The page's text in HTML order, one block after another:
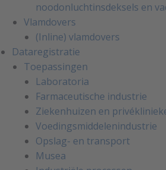
noodonluchtinsdeksels en
Vlamdovers
(Inline) vlamdovers
Dataregistratie
Toepassingen
Laboratoria
Farmaceutische industrie
Ziekenhuizen en
Voedingsmiddelenindustrie
Opslag- en transport
Musea